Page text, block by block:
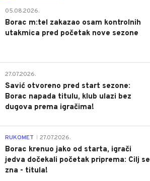
05.08.2026.
Borac m:tel zakazao osam kontrolnih
utakmica pred početak nove sezone
27.07.2026.
Savić otvoreno pred start sezone:
Borac napada titulu, klub ulazi bez
dugova prema igračima!
RUKOMET 27.07.2026.
Borac krenuo jako od starta, igrači
jedva dočekali početak priprema: Cilj se
zna - titula!